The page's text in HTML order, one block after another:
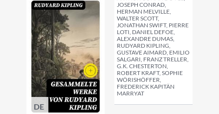
JOSEPH CONRAD,
HERMAN MELVILLE,
WALTER SCOTT,
JONATHAN SWIFT, PIERRE
LOTI, DANIEL DEFOE,
ALEXANDRE DUMAS,
RUDYARD KIPLING,
GUSTAVE AIMARD, EMILIO
SALGARI, FRANZ TRELLER,
G.K. CHESTERTON,
ROBERT KRAFT, SOPHIE
WÖRISHÖFFER,
FREDERICK KAPITÄN
MARRYAT
DE